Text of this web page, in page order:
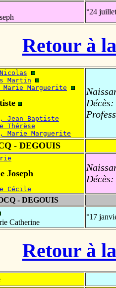
°24
Retour à
Nicolas
Martin
Marie Marguerite
Jean Baptiste
Thérèse
Marie Marguerite
Décès:
- DEGOUIS
Joseph
Cécile
Décès:
- DEGOUIS
Catherine
°17
Retour à